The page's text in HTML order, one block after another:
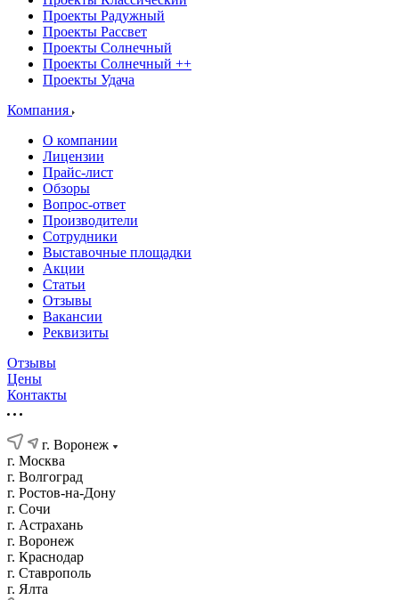
Проекты Радужный
Проекты Рассвет
Проекты Солнечный
Проекты Солнечный ++
Проекты Удача
Компания
О компании
Лицензии
Прайс-лист
Обзоры
Вопрос-ответ
Производители
Сотрудники
Выставочные площадки
Акции
Статьи
Отзывы
Вакансии
Реквизиты
Отзывы
Цены
Контакты
г. Воронеж
г. Москва
г. Волгоград
г. Ростов-на-Дону
г. Сочи
г. Астрахань
г. Воронеж
г. Краснодар
г. Ставрополь
г. Ялта